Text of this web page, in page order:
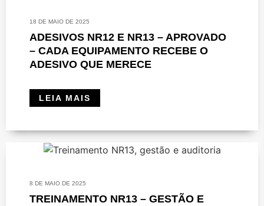
18 DE MAIO DE 2025
ADESIVOS NR12 E NR13 – APROVADO
– CADA EQUIPAMENTO RECEBE O
ADESIVO QUE MERECE
LEIA MAIS
8 DE MAIO DE 2025
TREINAMENTO NR13 – GESTÃO E